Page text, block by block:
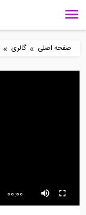
صفحه اصلی » گالری »
00:00